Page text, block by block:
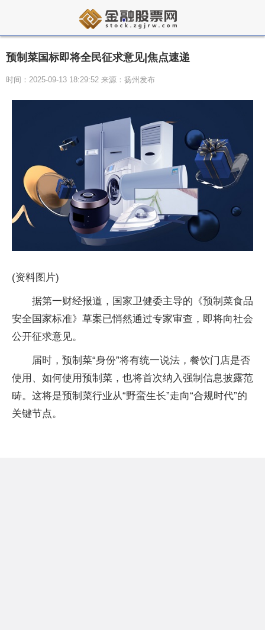
预制菜国标即将全民征求意见|焦点速递
时间：2025-09-13 18:29:52 来源：扬州发布
(资料图片)
据第一财经报道，国家卫健委主导的《预制菜食品
安全国家标准》草案已悄然通过专家审查，即将向社会
公开征求意见。
届时，预制菜“身份”将有统一说法，餐饮门店是否
使用、如何使用预制菜，也将首次纳入强制信息披露范
畴。这将是预制菜行业从“野蛮生长”走向“合规时代”的
关键节点。